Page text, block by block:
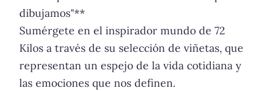
dibujamos"**
Sumérgete en el inspirador mundo de 72
Kilos a través de su selección de viñetas, que
representan un espejo de la vida cotidiana y
las emociones que nos definen.